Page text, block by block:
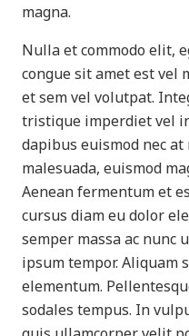
magna.
Nulla et commodo elit,
congue sit amet est vel
et sem vel volutpat.
tristique imperdiet vel
dapibus euismod nec
malesuada, euismod
Aenean fermentum et
cursus diam eu dolor
semper massa ac nunc
ipsum tempor. Aliquam
elementum.
sodales tempus. In